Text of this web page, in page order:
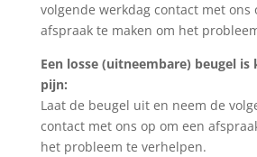
volgende werkdag contact met ons
afspraak te maken om het
Een losse (uitneembare) beugel
pijn:
Laat de beugel uit en neem de
contact met ons op om een
het probleem te verhelpen.